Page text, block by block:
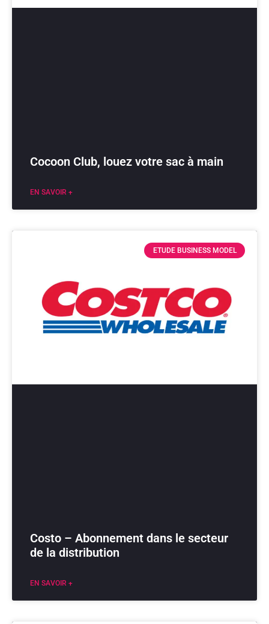
Cocoon Club, louez votre sac à main
EN SAVOIR +
ETUDE BUSINESS MODEL
Costo – Abonnement dans le secteur
de la distribution
EN SAVOIR +